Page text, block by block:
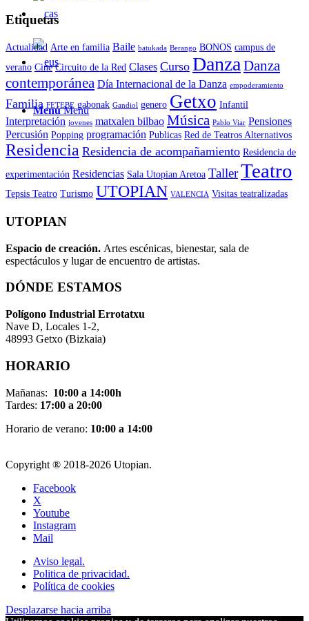
Menú Menú
Etiquetas
Actualidad Arte en familia Baile batukada Berango BONOS campus de
verano Cine Circuito de la Red Clases Curso Danza Danza
contemporánea Día Internacional de la Danza empoderamiento
Familia FETEBE gabonak Gandiol genero Getxo Infantil
Interpretación jovenes matxalen bilbao Música Pablo Viar Pensiones
Percusión Popping programación Publicas Red de Teatros Alternativos
Residencia Residencia de acompañamiento Residencia de
experimentación Residencias Sala Utopian Aretoa TallerTeatro
Tepsis Teatro Turismo UTOPIAN VALENCIA Visitas teatralizadas
UTOPIAN
Espacio de creación. Artes escénicas, bienestar, sala de
espectáculos y lugar de encuentro de artistas.
DÓNDE ESTAMOS
Polígono Industrial Errotatxu
Nave D, Locales 1-2,
48993 Getxo (Bizkaia)
HORARIO
Mañanas: 10:00 a 14:00h
Tardes: 17:00 a 20:00
Horario de verano: 10:00 a 14:00
Copyright ® 2018-2026 Utopian.
Facebook
X
Youtube
Instagram
Mail
Aviso legal.
Politica de privacidad.
Política de cookies
Desplazarse hacia arriba